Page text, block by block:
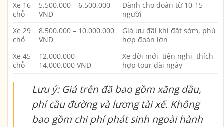
Xe 16
chỗ
5.500.000 – 6.500.000
VND
Dành cho đoàn từ 10-15
người
Xe 29
chỗ
8.500.000 – 10.000.000
VND
Giá ưu đãi khi đặt sớm, phù
hợp đoàn lớn
Xe 45
chỗ
12.000.000 –
14.000.000 VND
Xe đời mới, tiện nghi, thích
hợp tour dài ngày
Lưu ý: Giá trên đã bao gồm xăng dầu,
phí cầu đường và lương tài xế. Không
bao gồm chi phí phát sinh ngoài hành